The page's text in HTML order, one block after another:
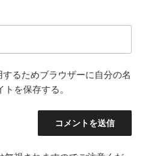
るためブラウザーに自分の名
を保存する。